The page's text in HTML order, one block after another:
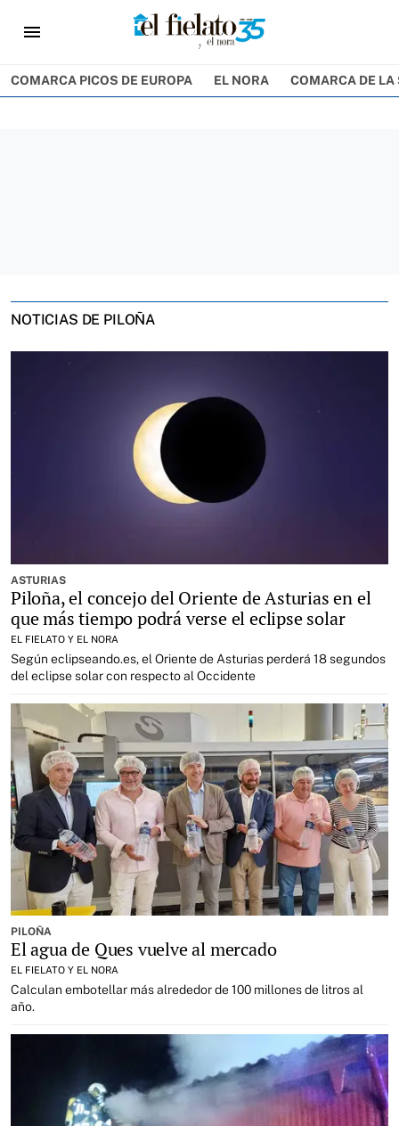
menu
COMARCA PICOS DE EUROPA EL NORA COMARCA DE LA
NOTICIAS DE PILOÑA
ASTURIAS
Piloña, el concejo del Oriente de Asturias en el
que más tiempo podrá verse el eclipse solar
EL FIELATO Y EL NORA
Según eclipseando.es, el Oriente de Asturias perderá 18 segundos
del eclipse solar con respecto al Occidente
PILOÑA
El agua de Ques vuelve al mercado
EL FIELATO Y EL NORA
Calculan embotellar más alrededor de 100 millones de litros al
año.